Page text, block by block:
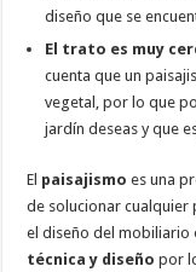
diseño que se
El trato es muy
cuenta que un
vegetal, por lo que
jardín deseas y que
El paisajismoes una
de solucionar cualquier
el diseño del mobiliario
técnica y diseñopor